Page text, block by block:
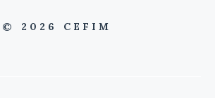
© 2026 CEFIM